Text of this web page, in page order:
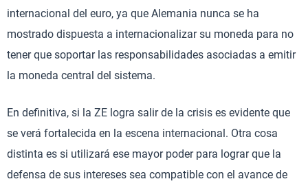
internacional del euro, ya que Alemania nunca se ha
mostrado dispuesta a internacionalizar su moneda para no
tener que soportar las responsabilidades asociadas a emitir
la moneda central del sistema.
En definitiva, si la ZE logra salir de la crisis es evidente que
se verá fortalecida en la escena internacional. Otra cosa
distinta es si utilizará ese mayor poder para lograr que la
defensa de sus intereses sea compatible con el avance de